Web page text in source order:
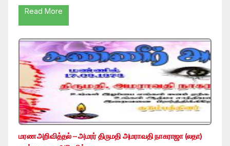
Read More
மரண அறிவித்தல் – அமரர் திருமதி அமராவதி நாகராஜா (லதா)